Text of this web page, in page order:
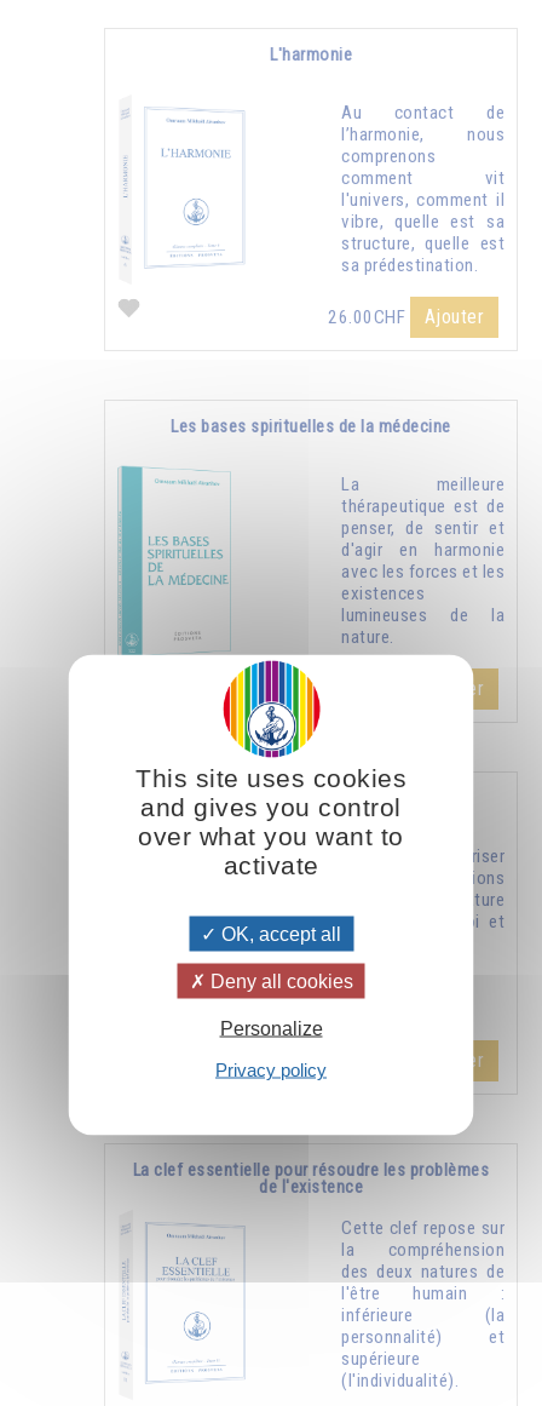
L'harmonie
Au contact de
l’harmonie, nous
comprenons
comment vit
l'univers, comment il
vibre, quelle est sa
structure, quelle est
sa prédestination.
26.00CHF Ajouter
Les bases spirituelles de la médecine
La meilleure
thérapeutique est de
penser, de sentir et
d'agir en harmonie
avec les forces et les
existences
lumineuses de la
nature.
Ajouter
Nature humaine et nature divine
Comment favoriser
les manifestations
de la nature
supérieure en soi et
Ajouter
La clef essentielle pour résoudre les problèmes
de l'existence
Cette clef repose sur
la compréhension
des deux natures de
l'être humain :
inférieure (la
personnalité) et
supérieure
(l'individualité).
This site uses cookies
and gives you control
over what you want to
activate
OK, accept all
Deny all cookies
Personalize
Privacy policy